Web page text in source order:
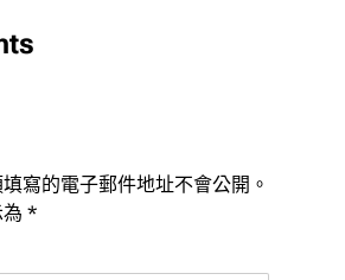
寫的電子郵件地址不會公開。
*